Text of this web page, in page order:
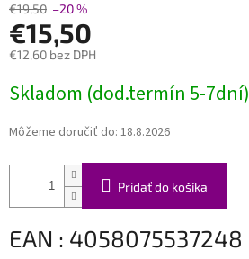
€19,50 –20 %
€15,50
€12,60 bez DPH
cena:
Skladom (dod.termín 5-7dní)
Môžeme doručiť do: 18.8.2026
Pridať do košíka
EAN : 4058075537248